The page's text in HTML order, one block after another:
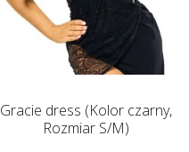
Gracie dress (Kolor czarny,
Rozmiar S/M)